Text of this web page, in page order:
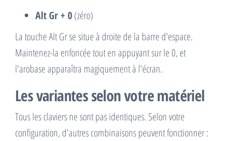
Alt Gr + 0(zéro)
La touche Alt Gr se situe à droite de la barre d'espace.
Maintenez-la enfoncée tout en appuyant sur le 0, et
l'arobase apparaîtra magiquement à l'écran.
Les variantes selon votre matériel
Tous les claviers ne sont pas identiques. Selon votre
configuration, d'autres combinaisons peuvent fonctionner :